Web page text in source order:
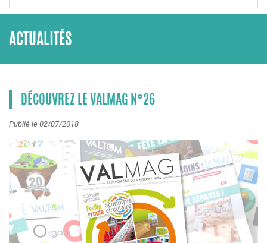
ACTUALITÉS
DÉCOUVREZ LE VALMAG N°26
Publié le 02/07/2018